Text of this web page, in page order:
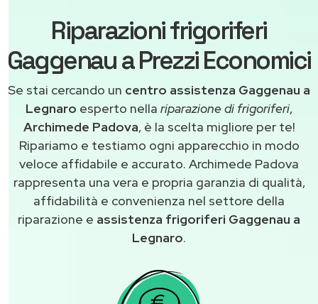
Riparazioni frigoriferi
Gaggenau a Prezzi Economici
Se stai cercando un centro assistenza Gaggenau a
Legnaro esperto nella riparazione di frigoriferi,
Archimede Padova, è la scelta migliore per te!
Ripariamo e testiamo ogni apparecchio in modo
veloce affidabile e accurato. Archimede Padova
rappresenta una vera e propria garanzia di qualità,
affidabilità e convenienza nel settore della
riparazione e assistenza frigoriferi Gaggenau a
Legnaro.